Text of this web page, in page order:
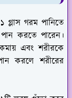
গ্লাস গরম পানিতে
করতে পারেন।
এবং শরীরকে
করলে শরীরের